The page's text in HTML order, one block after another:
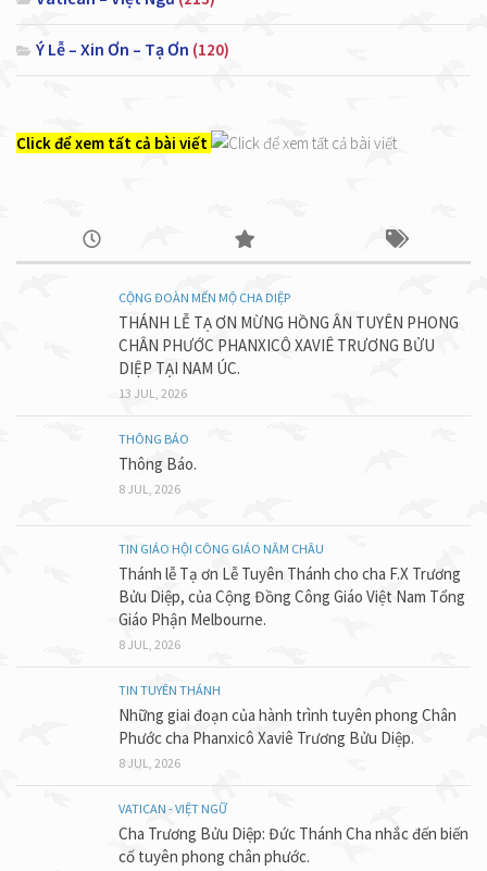
Ý Lễ – Xin Ơn – Tạ Ơn (120)
Click để xem tất cả bài viết
CỘNG ĐOÀN MẾN MỘ CHA DIỆP
THÁNH LỄ TẠ ƠN MỪNG HỒNG ÂN TUYÊN PHONG
CHÂN PHƯỚC PHANXICÔ XAVIÊ TRƯƠNG BỬU
DIỆP TẠI NAM ÚC.
13 JUL, 2026
THÔNG BÁO
Thông Báo.
8 JUL, 2026
TIN GIÁO HỘI CÔNG GIÁO NĂM CHÂU
Thánh lễ Tạ ơn Lễ Tuyên Thánh cho cha F.X Trương
Bửu Diệp, của Cộng Đồng Công Giáo Việt Nam Tổng
Giáo Phận Melbourne.
8 JUL, 2026
TIN TUYÊN THÁNH
Những giai đoạn của hành trình tuyên phong Chân
Phước cha Phanxicô Xaviê Trương Bửu Diệp.
8 JUL, 2026
VATICAN - VIỆT NGỮ
Cha Trương Bửu Diệp: Đức Thánh Cha nhắc đến biến
cố tuyên phong chân phước.